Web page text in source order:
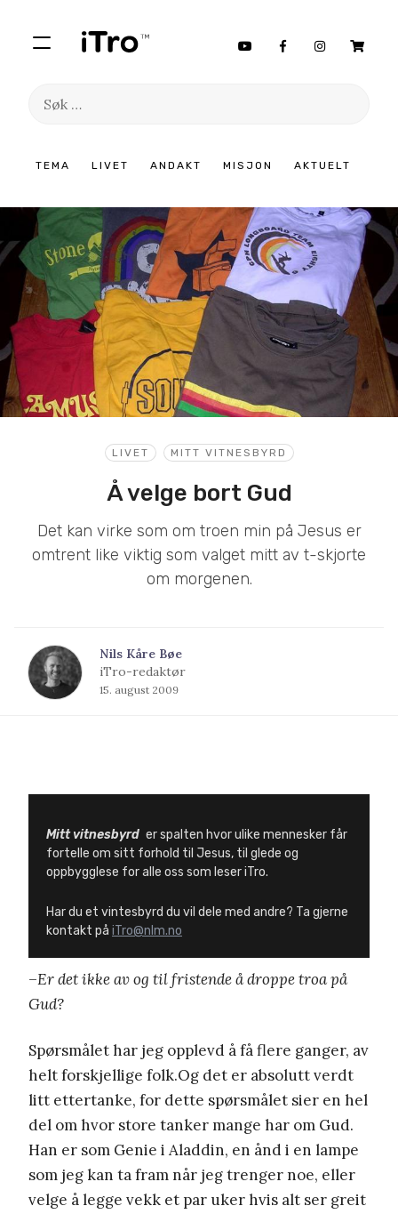
TEMA LIVET ANDAKT MISJON AKTUELT
Søk
innhold
LIVET MITT VITNESBYRD
Å velge bort Gud
Det kan virke som om troen min på Jesus er
omtrent like viktig som valget mitt av t-skjorte
om morgenen.
Nils Kåre Bøe
iTro-redaktør
15. august 2009
Mitt vitnesbyrd er spalten hvor ulike mennesker får
fortelle om sitt forhold til Jesus, til glede og
oppbygglese for alle oss som leser iTro.
Har du et vintesbyrd du vil dele med andre? Ta gjerne
kontakt på iTro@nlm.no
–Er det ikke av og til fristende å droppe troa på
Gud?
Spørsmålet har jeg opplevd å få flere ganger, av
helt forskjellige folk.Og det er absolutt verdt
litt ettertanke, for dette spørsmålet sier en hel
del om hvor store tanker mange har om Gud.
Han er som Genie i Aladdin, en ånd i en lampe
som jeg kan ta fram når jeg trenger noe, eller
velge å legge vekk et par uker hvis alt ser greit